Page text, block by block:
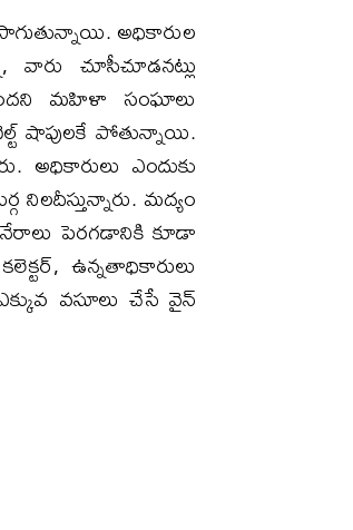
అధికారుల
చూసీచూడనట్లు
మహిళా సంఘాలు
షాపులకే పోతున్నాయి.
అధికారులు ఎందుకు
నిలదీస్తున్నారు. ​మద్యం
నేరాలు పెరగడానికి కూడా
ఉన్నతాధికారులు
వసూలు చేసే వైన్